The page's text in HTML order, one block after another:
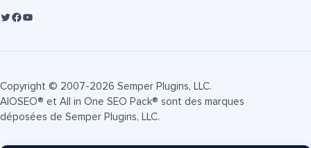
Copyright © 2007-2026 Semper Plugins, LLC.
AIOSEO® et All in One SEO Pack® sont des marques
déposées de Semper Plugins, LLC.